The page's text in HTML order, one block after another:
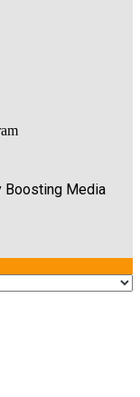
Boosting Media